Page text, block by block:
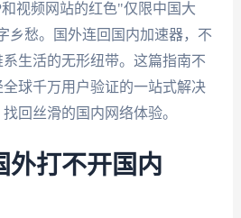
视频网站的红色"仅限中国大
乡愁。国外连回国内加速器，不
生活的无形纽带。这篇指南不
球千万用户验证的一站式解决
回丝滑的国内网络体验。
外打不开国内